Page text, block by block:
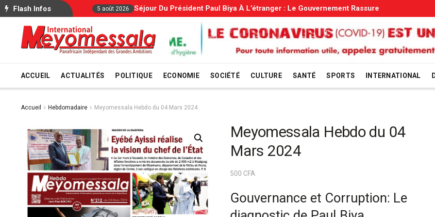
ACCUEIL ACTUALITÉS POLITIQUE ECONOMIE SOCIÉTÉ CULTURE SANTÉ SPORTS INTERNATIONAL
Accueil Hebdomadaire Meyomessala Hebdo du 04 Mars 2024
Meyomessala Hebdo du 04
Mars 2024
500 CFA
Gouvernance et Corruption: Le
Flash Infos
août 2026 Séjour Du Président Paul Biya À L’étranger : Le Gouvernement Rassure